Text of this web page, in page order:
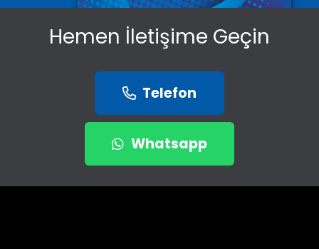
Hemen İletişime Geçin
Telefon
Whatsapp